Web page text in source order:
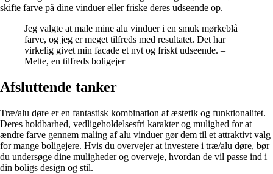
skifte farve på dine vinduer eller friske deres udseende op.
Jeg valgte at male mine alu vinduer i en smuk mørkeblå
farve, og jeg er meget tilfreds med resultatet. Det har
virkelig givet min facade et nyt og friskt udseende. –
Mette, en tilfreds boligejer
Afsluttende tanker
Træ/alu døre er en fantastisk kombination af æstetik og funktionalitet.
Deres holdbarhed, vedligeholdelsesfri karakter og mulighed for at
ændre farve gennem maling af alu vinduer gør dem til et attraktivt valg
for mange boligejere. Hvis du overvejer at investere i træ/alu døre, bør
du undersøge dine muligheder og overveje, hvordan de vil passe ind i
din boligs design og stil.